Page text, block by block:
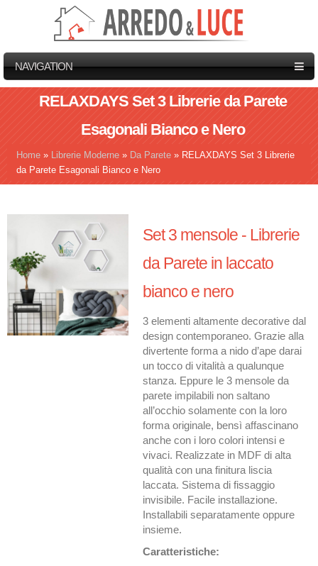
NAVIGATION
RELAXDAYS Set 3 Librerie da Parete
Esagonali Bianco e Nero
Tu sei qui
Home » Librerie Moderne » Da Parete » RELAXDAYS Set 3 Librerie
da Parete Esagonali Bianco e Nero
Set 3 mensole - Librerie
da Parete in laccato
bianco e nero
3 elementi altamente decorative dal
design contemporaneo. Grazie alla
divertente forma a nido d’ape darai
un tocco di vitalità a qualunque
stanza. Eppure le 3 mensole da
parete impilabili non saltano
all’occhio solamente con la loro
forma originale, bensì affascinano
anche con i loro colori intensi e
vivaci. Realizzate in MDF di alta
qualità con una finitura liscia
laccata. Sistema di fissaggio
invisibile. Facile installazione.
Installabili separatamente oppure
insieme.
Caratteristiche: